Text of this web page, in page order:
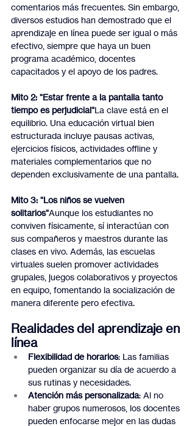
comentarios más frecuentes. Sin embargo,
diversos estudios han demostrado que el
aprendizaje en línea puede ser igual o más
efectivo, siempre que haya un buen
programa académico, docentes
capacitados y el apoyo de los padres.
Mito 2: "Estar frente a la pantalla tanto
tiempo es perjudicial"La clave está en el
equilibrio. Una educación virtual bien
estructurada incluye pausas activas,
ejercicios físicos, actividades offline y
materiales complementarios que no
dependen exclusivamente de una pantalla.
Mito 3: "Los niños se vuelven
solitarios"Aunque los estudiantes no
conviven físicamente, sí interactúan con
sus compañeros y maestros durante las
clases en vivo. Además, las escuelas
virtuales suelen promover actividades
grupales, juegos colaborativos y proyectos
en equipo, fomentando la socialización de
manera diferente pero efectiva.
Realidades del aprendizaje en
línea
Flexibilidad de horarios: Las familias
pueden organizar su día de acuerdo a
sus rutinas y necesidades.
Atención más personalizada: Al no
haber grupos numerosos, los docentes
pueden enfocarse mejor en las dudas